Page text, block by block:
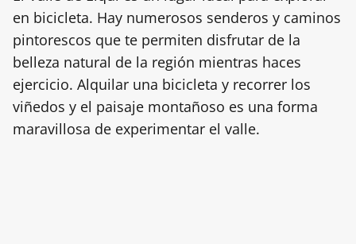
en bicicleta. Hay numerosos senderos y caminos
pintorescos que te permiten disfrutar de la
belleza natural de la región mientras haces
ejercicio. Alquilar una bicicleta y recorrer los
viñedos y el paisaje montañoso es una forma
maravillosa de experimentar el valle.